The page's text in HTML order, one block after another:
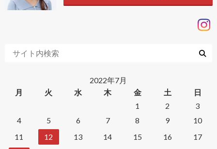
2022年7月
月
火 水 木 金 土
日
1
2
3
4
5 6 7 8 9
10
11
12 13 14 15 16
17